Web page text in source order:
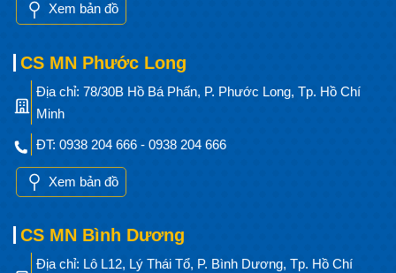
Xem bản đồ
CS MN Phước Long
Địa chỉ: 78/30B Hồ Bá Phấn, P. Phước Long, Tp. Hồ Chí
Minh
ĐT: 0938 204 666 - 0938 204 666
Xem bản đồ
CS MN Bình Dương
Địa chỉ: Lô L12, Lý Thái Tổ, P. Bình Dương, Tp. Hồ Chí